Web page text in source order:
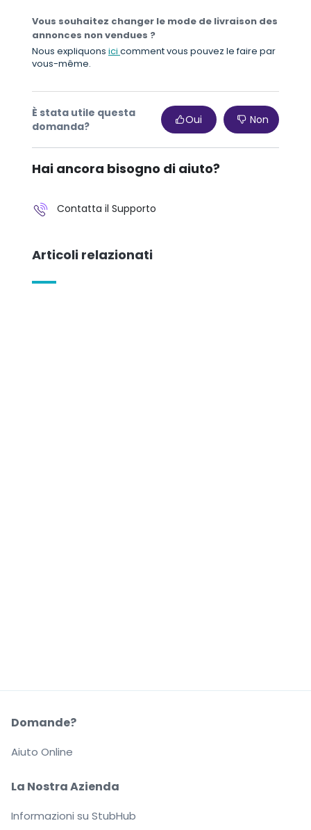
Vous souhaitez changer le mode de livraison des
annonces non vendues ?
Nous expliquons ici comment vous pouvez le faire par
vous-même.
È stata utile questa
domanda?
Oui Non
Hai ancora bisogno di aiuto?
Contatta il Supporto
Articoli relazionati
La Nostra Azienda
Informazioni su StubHub
Domande?
Aiuto Online